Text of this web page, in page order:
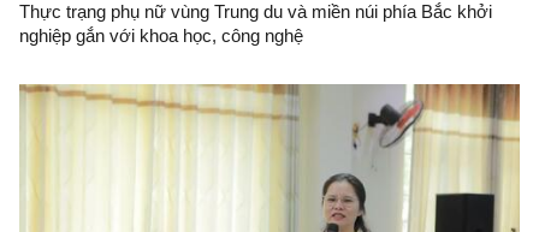
Thực trạng phụ nữ vùng Trung du và miền núi phía Bắc khởi
nghiệp gắn với khoa học, công nghệ